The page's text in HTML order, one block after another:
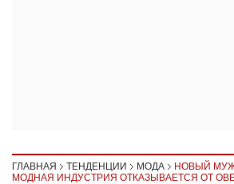
ГЛАВНАЯ ТЕНДЕНЦИИ МОДА
НОВЫЙ
МОДНАЯ ИНДУСТРИЯ ОТКАЗЫВАЕТСЯ ОТ